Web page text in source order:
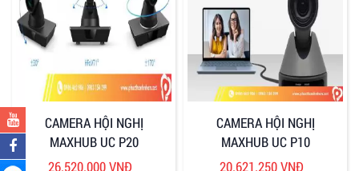
CAMERA HỘI NGHỊ
MAXHUB UC P20
26.520.000 VNĐ
CAMERA HỘI NGHỊ
MAXHUB UC P10
20.621.250 VNĐ